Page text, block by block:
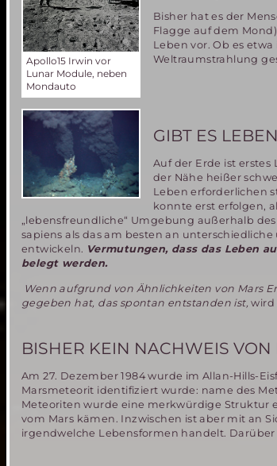
Apollo15 Irwin vor
Lunar Module, neben
Mondauto
Bisher hat es der
Flagge auf dem
Leben vor. Ob es
Weltraumstrahlung
GIBT ES
Auf der Erde ist
der Nähe heißer
Leben erforderlichen
konnte erst erfolgen,
„lebensfreundliche“ Umgebung außerhalb
sapiens als das am besten an
entwickeln. Vermutungen, dass das Leben
belegt werden.
Wenn aufgrund von Ähnlichkeiten von Mars
gegeben hat, das spontan entstanden ist,wird
BISHER KEIN NACHWEIS
Am 27. Dezember 1984 wurde im Allan-Hills-
Marsmeteorit identifiziert wurde: name des
Meteoriten wurde eine merkwürdige Struktur
vom Mars kämen. Inzwischen ist aber mit an
irgendwelche Lebensformen handelt.